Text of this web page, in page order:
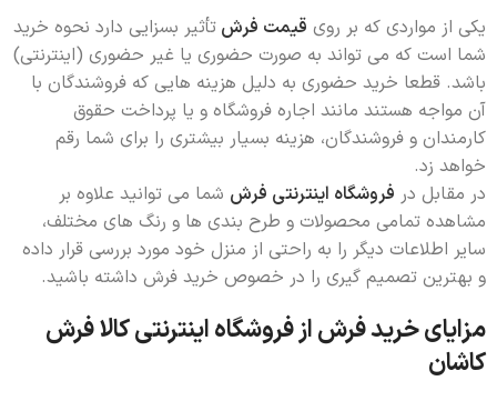
یکی از مواردی که بر روی قیمت فرش تأثیر بسزایی دارد نحوه خرید
شما است که می تواند به صورت حضوری یا غیر حضوری (اینترنتی)
باشد. قطعا خرید حضوری به دلیل هزینه هایی که فروشندگان با
آن مواجه هستند مانند اجاره فروشگاه و یا پرداخت حقوق
کارمندان و فروشندگان، هزینه بسیار بیشتری را برای شما رقم
خواهد زد.
در مقابل در فروشگاه اینترنتی فرش شما می توانید علاوه بر
مشاهده تمامی محصولات و طرح بندی ها و رنگ های مختلف،
سایر اطلاعات دیگر را به راحتی از منزل خود مورد بررسی قرار داده
و بهترین تصمیم گیری را در خصوص خرید فرش داشته باشید.
مزایای خرید فرش از فروشگاه اینترنتی کالا فرش
کاشان